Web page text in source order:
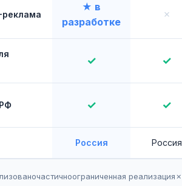
реклама
★ в
разработке
✗
✓ ✓
✓ ✓
Россия Россия
частичноограниченная реализация✗